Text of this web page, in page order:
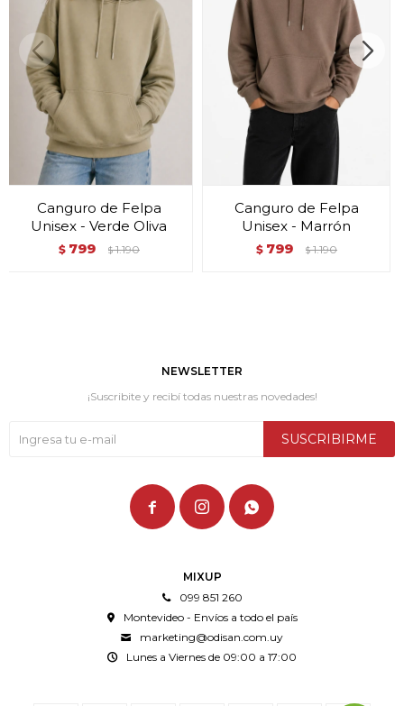
Canguro de Felpa
Unisex - Verde Oliva
$ 799 $ 1.190
Canguro de Felpa
Unisex - Marrón
$ 799 $ 1.190
MIXUP
099 851 260
Montevideo - Envíos a todo el país
marketing@odisan.com.uy
Lunes a Viernes de 09:00 a 17:00
NEWSLETTER
¡Suscribite y recibí todas nuestras novedades!
SUSCRIBIRME
  